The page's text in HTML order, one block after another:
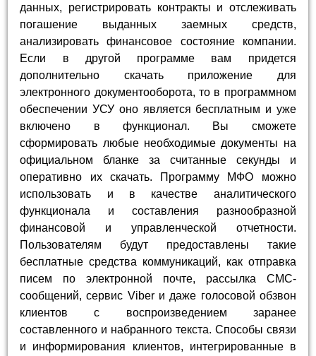
данных, регистрировать контракты и отслеживать
погашение выданных заемных средств,
анализировать финансовое состояние компании.
Если в другой программе вам придется
дополнительно скачать приложение для
электронного документооборота, то в программном
обеспечении УСУ оно является бесплатным и уже
включено в функционал. Вы сможете
сформировать любые необходимые документы на
официальном бланке за считанные секунды и
оперативно их скачать. Программу МФО можно
использовать и в качестве аналитического
функционала и составления разнообразной
финансовой и управленческой отчетности.
Пользователям будут предоставлены такие
бесплатные средства коммуникаций, как отправка
писем по электронной почте, рассылка СМС-
сообщений, сервис Viber и даже голосовой обзвон
клиентов с воспроизведением заранее
составленного и набранного текста. Способы связи
и информирования клиентов, интегрированные в